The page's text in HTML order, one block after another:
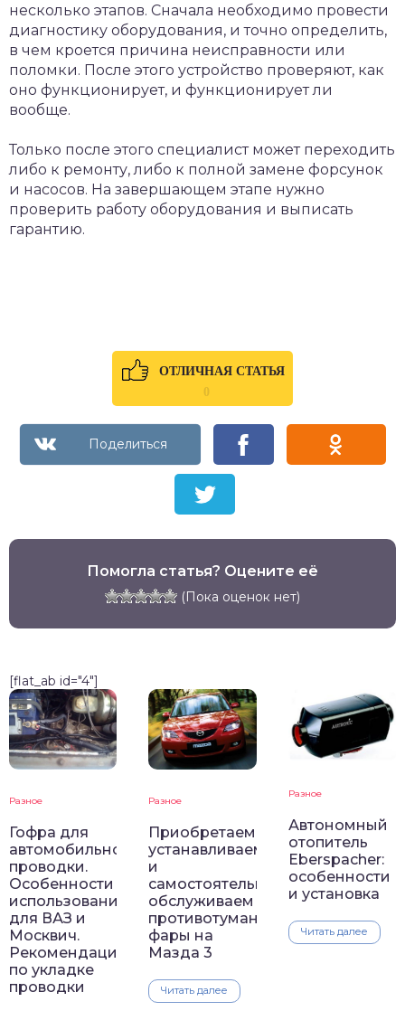
несколько этапов. Сначала необходимо провести
диагностику оборудования, и точно определить,
в чем кроется причина неисправности или
поломки. После этого устройство проверяют, как
оно функционирует, и функционирует ли
вообще.
Только после этого специалист может переходить
либо к ремонту, либо к полной замене форсунок
и насосов. На завершающем этапе нужно
проверить работу оборудования и выписать
гарантию.
ОТЛИЧНАЯ СТАТЬЯ
0
Помогла статья? Оцените её
(Пока оценок нет)
[flat_ab id="4"]
Разное
Гофра для
автомобильной
проводки.
Особенности
использования
для ВАЗ и
Москвич.
Рекомендации
по укладке
проводки
Разное
Приобретаем,
устанавливаем
и
самостоятельно
обслуживаем
противотуманные
фары на
Мазда 3
Читать далее
Разное
Автономный
отопитель
Eberspacher:
особенности
и установка
Читать далее